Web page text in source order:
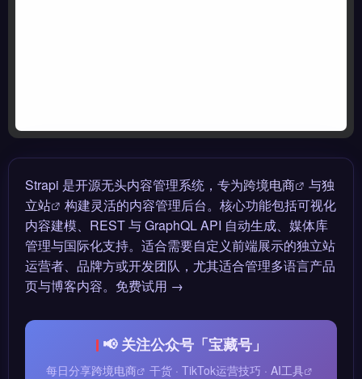
Strapi 是开源无头内容管理系统，专为跨境电商 与独
立站
构建灵活的内容管理后台。核心功能包括可视化
内容建模、REST 与 GraphQL API 自动生成、媒体库
管理与国际化支持。适合需要自定义前端展示的独立站
运营者、品牌方或开发团队，尤其适合管理多语言产品
页与博客内容。免费试用 →
📢 关注公众号「宝藏号」
每日分享跨境电商 干货 · TikTok运营技巧 · AI工具